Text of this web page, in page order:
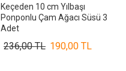
Keçeden 10 cm Yılbaşı
Ponponlu Çam Ağacı Süsü 3
Adet
190,00 TL
236,00 TL